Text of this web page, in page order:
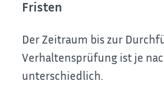
Fristen
Der Zeitraum bis zur
Verhaltensprüfung ist je
unterschiedlich.